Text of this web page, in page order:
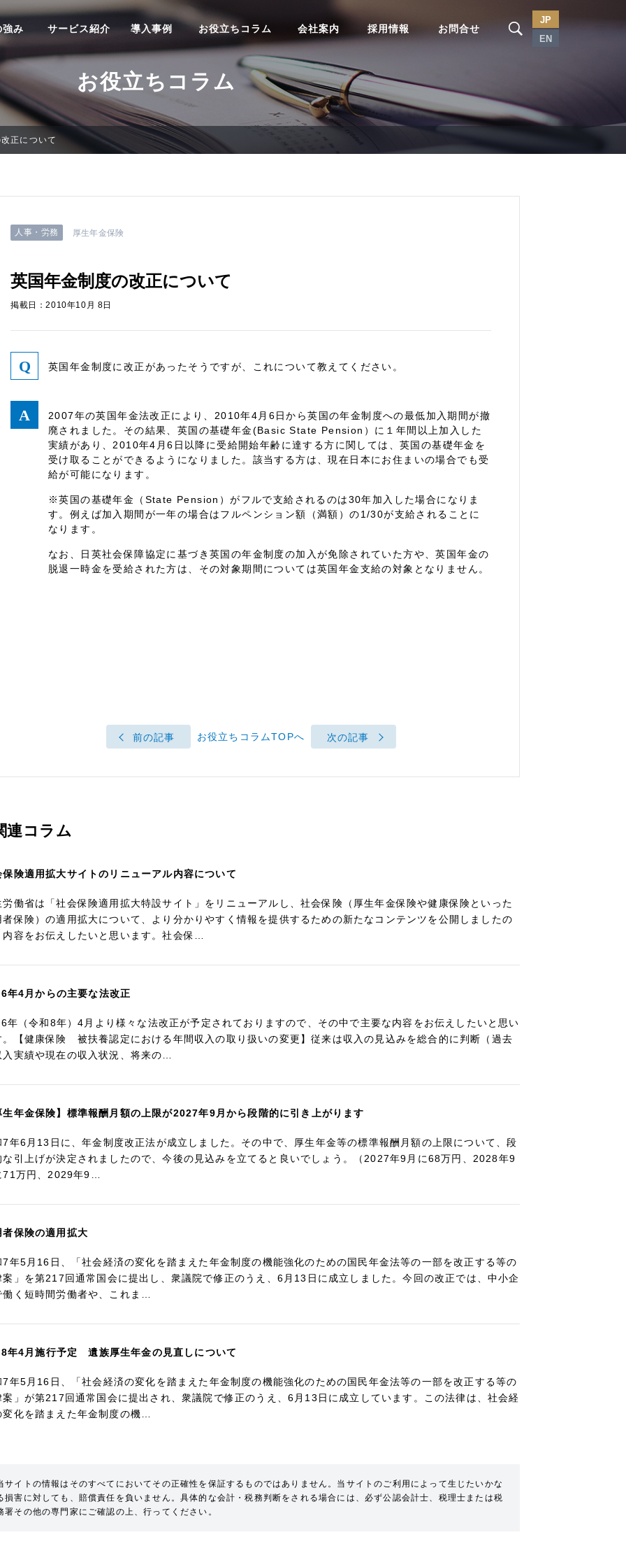
強み サービス紹介 導入事例 お役立ちコラム 会社案内 採用情報 お問合せ
JP
EN
お役立ちコラム
正について
人事・労務 厚生年金保険
英国年金制度の改正について
掲載日：2010年10月 8日
英国年金制度に改正があったそうですが、これについて教えてください。
2007年の英国年金法改正により、2010年4月6日から英国の年金制度への最低加入期間が撤
廃されました。その結果、英国の基礎年金(Basic State Pension）に１年間以上加入した
実績があり、2010年4月6日以降に受給開始年齢に達する方に関しては、英国の基礎年金を
受け取ることができるようになりました。該当する方は、現在日本にお住まいの場合でも受
給が可能になります。
※英国の基礎年金（State Pension）がフルで支給されるのは30年加入した場合になりま
す。例えば加入期間が一年の場合はフルペンション額（満額）の1/30が支給されることに
なります。
なお、日英社会保障協定に基づき英国の年金制度の加入が免除されていた方や、英国年金の
脱退一時金を受給された方は、その対象期間については英国年金支給の対象となりません。
前の記事 お役立ちコラムTOPへ 次の記事
連コラム
保険適用拡大サイトのリニューアル内容について
労働省は「社会保険適用拡大特設サイト」をリニューアルし、社会保険（厚生年金保険や健康保険といった
者保険）の適用拡大について、より分かりやすく情報を提供するための新たなコンテンツを公開しましたの
内容をお伝えしたいと思います。社会保…
年4月からの主要な法改正
年（令和8年）4月より様々な法改正が予定されておりますので、その中で主要な内容をお伝えしたいと思い
。【健康保険 被扶養認定における年間収入の取り扱いの変更】従来は収入の見込みを総合的に判断（過去
入実績や現在の収入状況、将来の…
生年金保険】標準報酬月額の上限が2027年9月から段階的に引き上がります
7年6月13日に、年金制度改正法が成立しました。その中で、厚生年金等の標準報酬月額の上限について、段
な引上げが決定されましたので、今後の見込みを立てると良いでしょう。（2027年9月に68万円、2028年9
71万円、2029年9…
者保険の適用拡大
7年5月16日、「社会経済の変化を踏まえた年金制度の機能強化のための国民年金法等の一部を改正する等の
案」を第217回通常国会に提出し、衆議院で修正のうえ、6月13日に成立しました。今回の改正では、中小企
働く短時間労働者や、これま…
年4月施行予定 遺族厚生年金の見直しについて
7年5月16日、「社会経済の変化を踏まえた年金制度の機能強化のための国民年金法等の一部を改正する等の
案」が第217回通常国会に提出され、衆議院で修正のうえ、6月13日に成立しています。この法律は、社会経
変化を踏まえた年金制度の機…
サイトの情報はそのすべてにおいてその正確性を保証するものではありません。当サイトのご利用によって生じたいかな
損害に対しても、賠償責任を負いません。具体的な会計・税務判断をされる場合には、必ず公認会計士、税理士または税
署その他の専門家にご確認の上、行ってください。